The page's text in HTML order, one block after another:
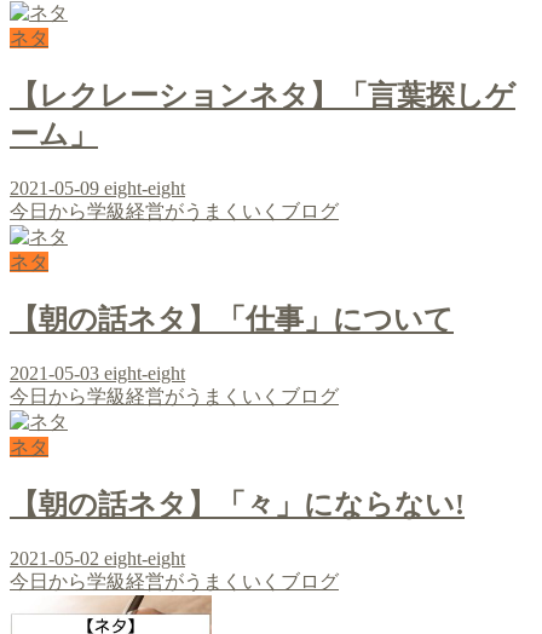
ネタ
【レクレーションネタ】「言葉探しゲ
ーム」
2021-05-09 eight-eight
今日から学級経営がうまくいくブログ
ネタ
【朝の話ネタ】「仕事」について
2021-05-03 eight-eight
今日から学級経営がうまくいくブログ
ネタ
【朝の話ネタ】「々」にならない!
2021-05-02 eight-eight
今日から学級経営がうまくいくブログ